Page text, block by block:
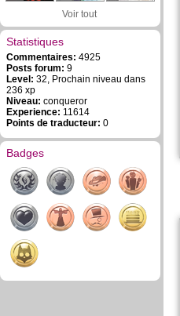
Voir tout
Statistiques
Commentaires: 4925
Posts forum: 9
Level: 32, Prochain niveau dans
236 xp
Niveau: conqueror
Experience: 11614
Points de traducteur: 0
Badges